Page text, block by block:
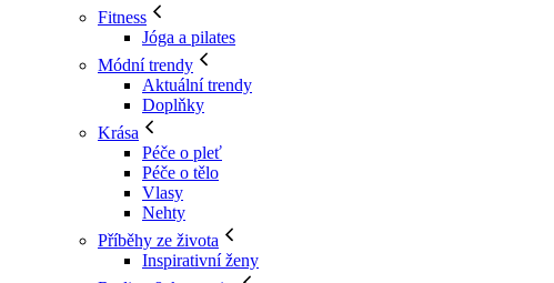
Fitness
Jóga a pilates
Módní trendy
Aktuální trendy
Doplňky
Krása
Péče o pleť
Péče o tělo
Vlasy
Nehty
Příběhy ze života
Inspirativní ženy